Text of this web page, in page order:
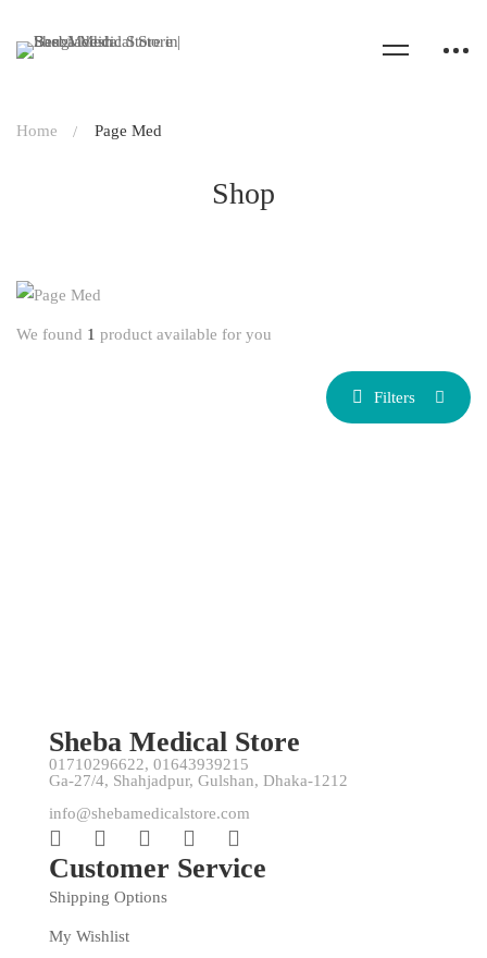
Shop
Home Page Med
We found 1 product available for you
Filters
Sheba Medical Store
01710296622, 01643939215
Ga-27/4, Shahjadpur, Gulshan, Dhaka-1212
info@shebamedicalstore.com
Customer Service
Shipping Options
My Wishlist